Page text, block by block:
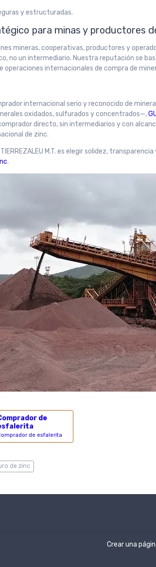
y estructuradas.
para minas y productores
mineras, cooperativas, productores y
no un intermediario. Nuestra reputación se
operaciones internacionales de compra de
internacional serio y reconocido de
oxidados, sulfurados y concentrados—,
directo, sin intermediarios y con
de zinc.
M.T. es elegir solidez,
.
de
de esfalerita
de zinc
Crear una